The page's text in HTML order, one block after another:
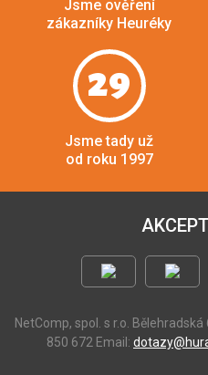
Jsme ověření
zákazníky Heuréky
29
Jsme tady už
od roku 1997
NetComp, spol. s r.o. Bělehradská
850 672 Email: